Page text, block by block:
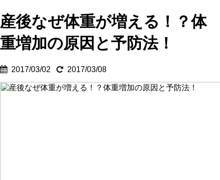
産後なぜ体重が増える！？体
重増加の原因と予防法！
2017/03/02 2017/03/08